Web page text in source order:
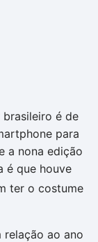
é de
para
a nona edição
é que houve
ter o costume
relação ao ano